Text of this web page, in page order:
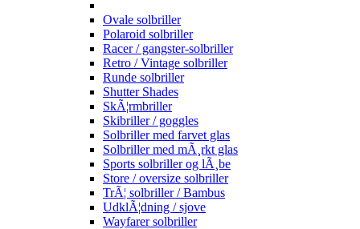
Ovale solbriller
Polaroid solbriller
Racer / gangster-solbriller
Retro / Vintage solbriller
Runde solbriller
Shutter Shades
SkÃ¦rmbriller
Skibriller / goggles
Solbriller med farvet glas
Solbriller med mÃ¸rkt glas
Sports solbriller og lÃ¸be
Store / oversize solbriller
TrÃ¦ solbriller / Bambus
UdklÃ¦dning / sjove
Wayfarer solbriller